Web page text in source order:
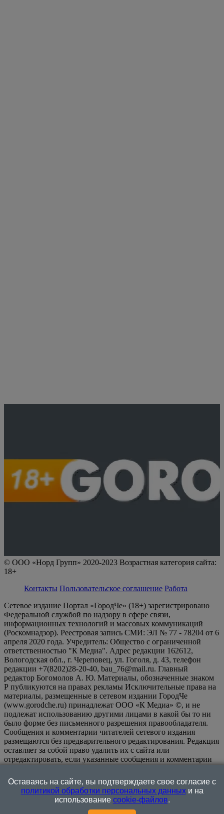
© ООО «Норд Групп» 2020-2023 Возрастная категория сайта:
18+
Контакты Пользовательское соглашение Работа
Сетевое издание Портал «ГородЧе» (18+) зарегистрировано
Федеральной службой по надзору в сфере связи,
информационных технологий и массовых коммуникаций
(Роскомнадзор). Реестровая запись СМИ: ЭЛ № 77 - 78204 от 6
апреля 2020 года. Учредитель: Общество с ограниченной
ответственностью "К Медиа". Адрес редакции 162612,
Вологодская обл., г. Череповец, ул. Гоголя, д. 43, телефон
редакции +7(8202)28-20-40, bau_76@mail.ru. Главный
редактор Богомолов А. Ю. Материалы, обозначенные знаком
Р публикуются на правах рекламы Исключительные права на
материалы, размещенные в сетевом издании ГородЧе
(www.gorodche.ru) принадлежат ООО «К Медиа» ©, и не
подлежат использованию другими лицами в какой бы то ни
было форме без письменного разрешения правообладателя.
Сообщения и комментарии читателей сетевого издания
размещаются без предварительного редактирования. Редакция
оставляет за собой право удалить их с сайта или
отредактировать, если указанные сообщения и комментарии
или нарушением иных требований закона.
информационном ресурсе применяются рекомендательные
технологии (информационные технологии предоставления
информации на основе сбора, систематизации и анализа
Оставаясь на сайте, вы подтверждаете свое согласие с
политикой обработки персональных данныхи на
использование cookie-файлов.